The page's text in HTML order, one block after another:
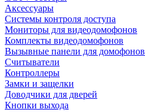
Аксессуары
Системы контроля доступа
Мониторы для видеодомофонов
Комплекты видеодомофонов
Вызывные панели для домофонов
Считыватели
Контроллеры
Замки и защелки
Доводчики для дверей
Кнопки выхода